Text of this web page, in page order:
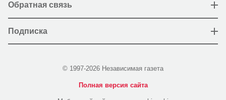
Обратная связь
Подписка
© 1997-2026 Независимая газета
Полная версия сайта